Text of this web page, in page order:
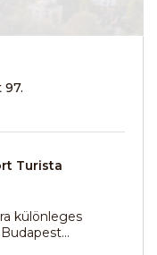
97.
Turista
különleges